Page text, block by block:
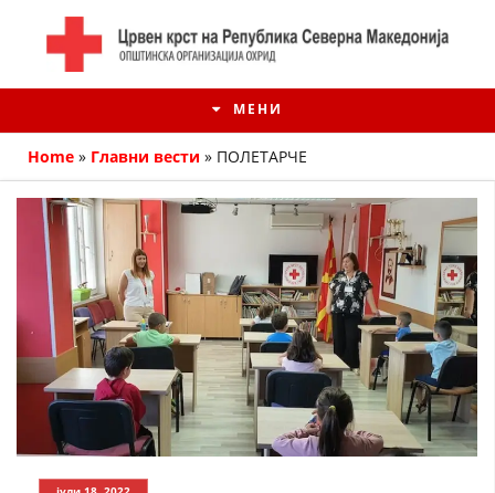
МЕНИ
ИСТОРИЈАТ НА ЦКРМ
ИСТОРИЈАТ НА ДВИЖЕЊЕТО
Home » Главни вести » ПОЛЕТАРЧЕ